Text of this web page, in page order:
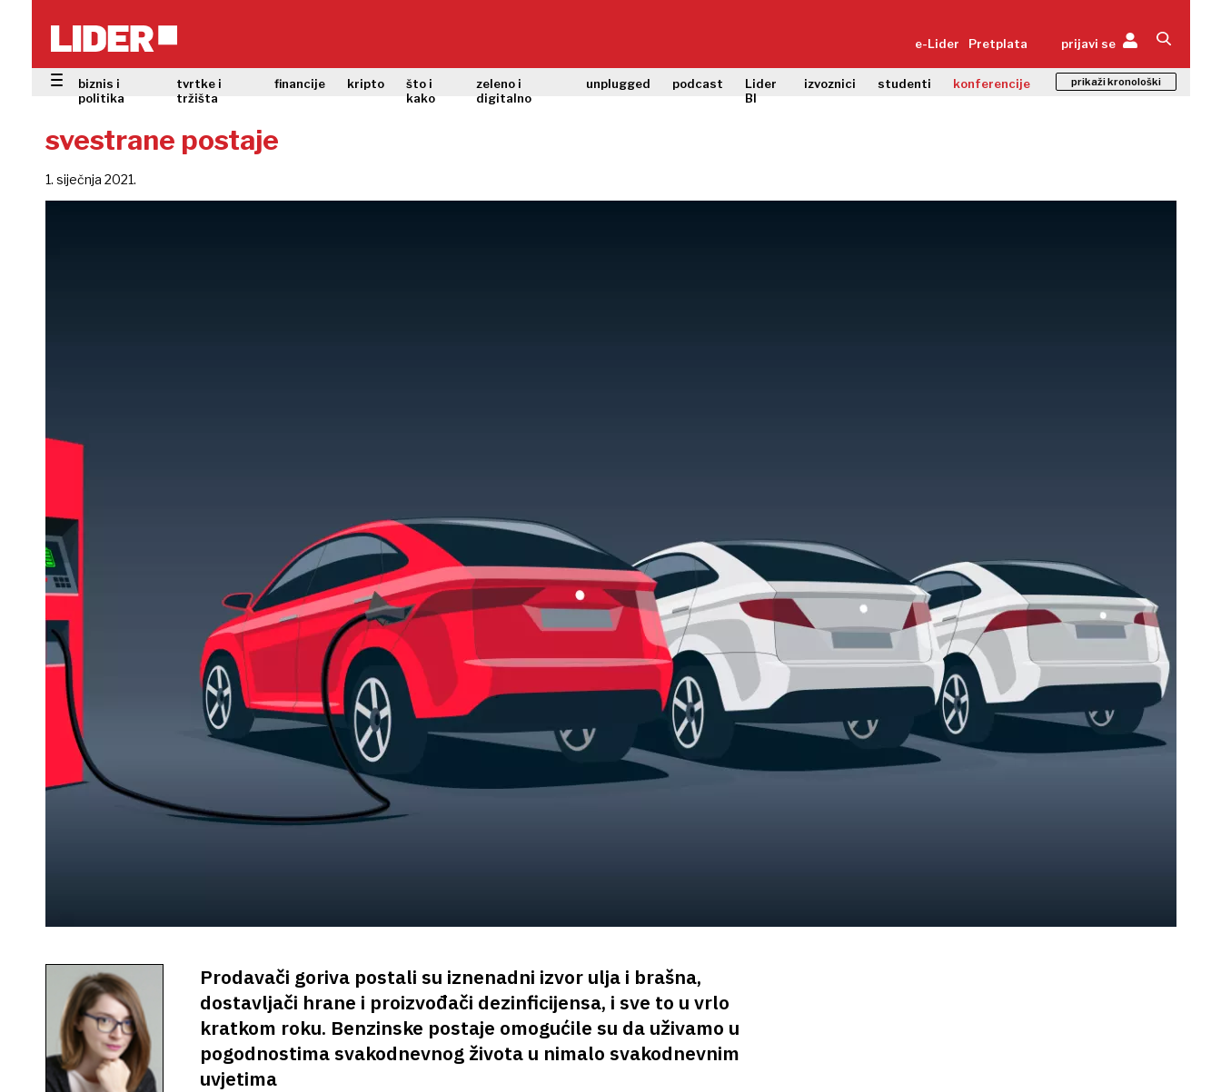
e-Lider Pretplata prijavi se
biznis i
politika
tvrtke i
tržišta
financije kripto
što i
kako
zeleno i
digitalno
unplugged podcast
Lider
BI
izvoznici studenti konferencije prikaži kronološki
svestrane postaje
1. siječnja 2021.
Prodavači goriva postali su iznenadni izvor ulja i brašna,
dostavljači hrane i proizvođači dezinficijensa, i sve to u vrlo
kratkom roku. Benzinske postaje omogućile su da uživamo u
pogodnostima svakodnevnog života u nimalo svakodnevnim
uvjetima